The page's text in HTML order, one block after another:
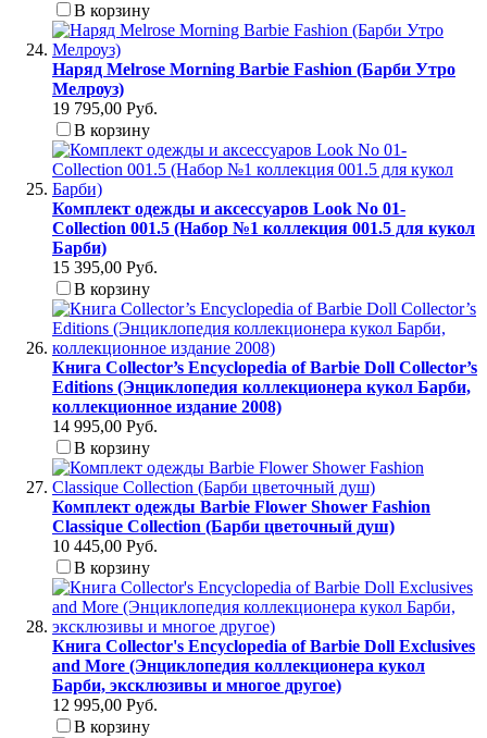
В корзину
Наряд Melrose Morning Barbie Fashion (Барби Утро
Мелроуз)
19 795,00 Руб.
В корзину
Комплект одежды и аксессуаров Look No 01-
Collection 001.5 (Набор №1 коллекция 001.5 для кукол
Барби)
15 395,00 Руб.
В корзину
Книга Collector’s Encyclopedia of Barbie Doll Collector’s
Editions (Энциклопедия коллекционера кукол Барби,
коллекционное издание 2008)
14 995,00 Руб.
В корзину
Комплект одежды Barbie Flower Shower Fashion
Classique Collection (Барби цветочный душ)
10 445,00 Руб.
В корзину
Книга Collector's Encyclopedia of Barbie Doll Exclusives
and More (Энциклопедия коллекционера кукол
Барби, эксклюзивы и многое другое)
12 995,00 Руб.
В корзину